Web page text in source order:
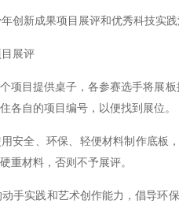
新成果项目展评和优秀科技实践
展评
目提供桌子，各参赛选手将展板
各自的项目编号，以便找到展位。
全、环保、轻便材料制作底板
重材料，否则不予展评。
实践和艺术创作能力，倡导环